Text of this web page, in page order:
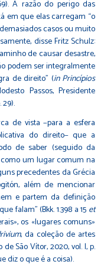
A razão do perigo das
em que elas carregam “o
casos ou muito
disse Fritz Schulz:
de causar desastre,
podem ser integralmente
de direito” (in Princípios
Passos, Presidente
vista −para a esfera
do direito− que a
de saber (seguido da
um lugar comum na
precedentes da Grécia
além de mencionar
e partem da definição
falam” (Bkk. 1.398 a 15 et
os «lugares comuns»
, da coleção de artes
São Vítor, 2020, vol. I, p.
diz o que é a coisa).